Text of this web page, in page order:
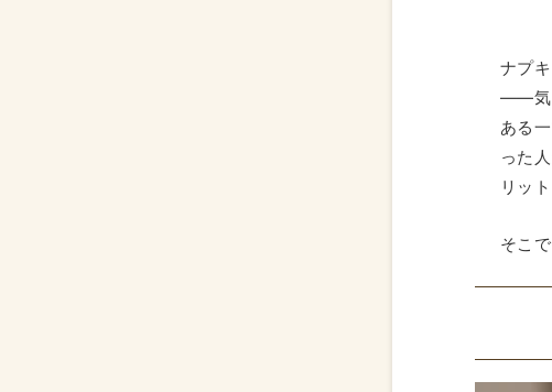
ナプ
——気
ある一
った
リッ
そこ